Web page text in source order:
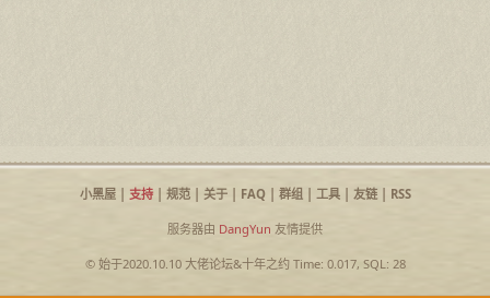
小黑屋| 支持| 规范| 关于| FAQ| 群组| 工具| 友链| RSS
服务器由 DangYun 友情提供
© 始于2020.10.10 大佬论坛&十年之约Time: 0.017, SQL: 28